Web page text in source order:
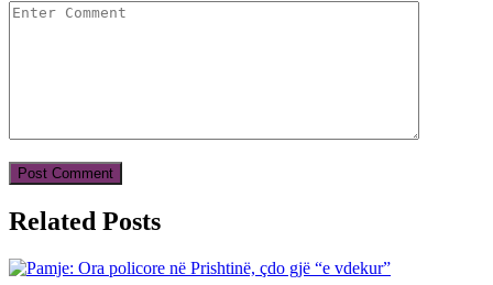
Related Posts